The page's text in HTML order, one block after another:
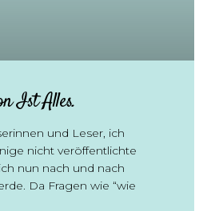
Ist Alles.
und Leser, ich
nicht veröffentlichte
nun nach und nach
Da Fragen wie “wie